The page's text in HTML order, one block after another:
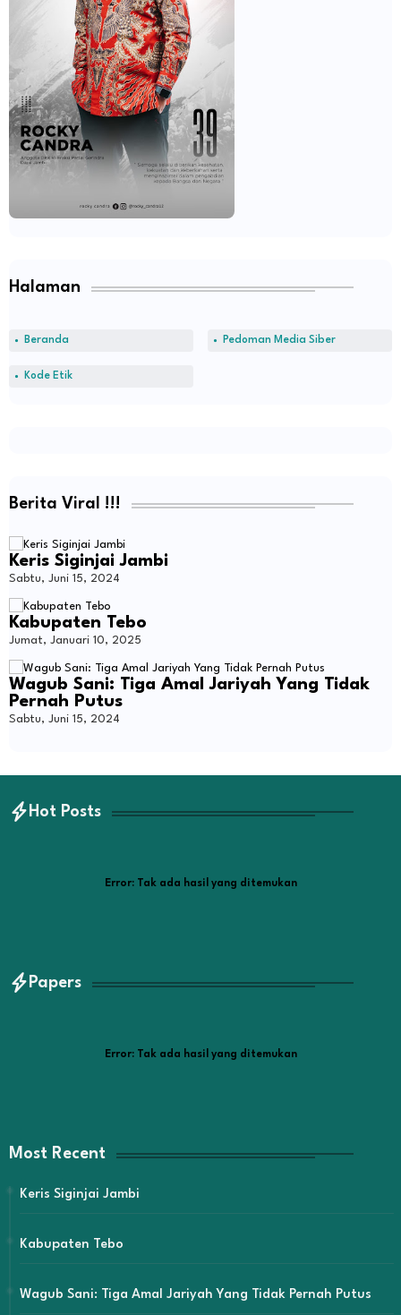
Halaman
Beranda Pedoman Media Siber
Kode Etik
Berita Viral !!!
Keris Siginjai Jambi
Sabtu, Juni 15, 2024
Kabupaten Tebo
Jumat, Januari 10, 2025
Wagub Sani: Tiga Amal Jariyah Yang Tidak
Pernah Putus
Sabtu, Juni 15, 2024
Hot Posts
Error:Tak ada hasil yang ditemukan
Papers
Error:Tak ada hasil yang ditemukan
Most Recent
Keris Siginjai Jambi
Kabupaten Tebo
Wagub Sani: Tiga Amal Jariyah Yang Tidak Pernah Putus